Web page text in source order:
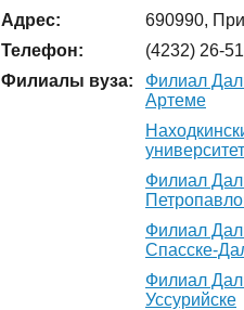
Адрес:
690990,
Телефон:
(4232) 26-
Филиалы вуза:
Филиал
Артеме
Филиал
Филиал
Спасске-
Филиал
Уссурийске